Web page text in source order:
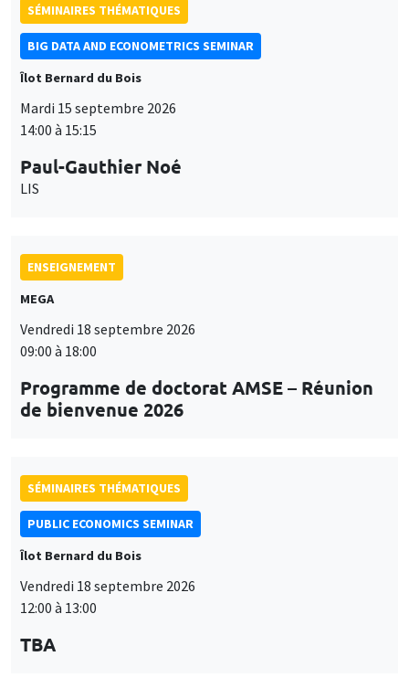
SÉMINAIRES THÉMATIQUES
BIG DATA AND ECONOMETRICS SEMINAR
Îlot Bernard du Bois
Mardi 15 septembre 2026
14:00 à 15:15
Paul-Gauthier Noé
LIS
ENSEIGNEMENT
MEGA
Vendredi 18 septembre 2026
09:00 à 18:00
Programme de doctorat AMSE – Réunion
de bienvenue 2026
SÉMINAIRES THÉMATIQUES
PUBLIC ECONOMICS SEMINAR
Îlot Bernard du Bois
Vendredi 18 septembre 2026
12:00 à 13:00
TBA